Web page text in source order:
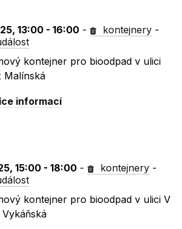
13:00 - 16:00 - kontejnery -
kontejner pro bioodpad v ulici
Malínská
informací
15:00 - 18:00 - kontejnery -
kontejner pro bioodpad v ulici V